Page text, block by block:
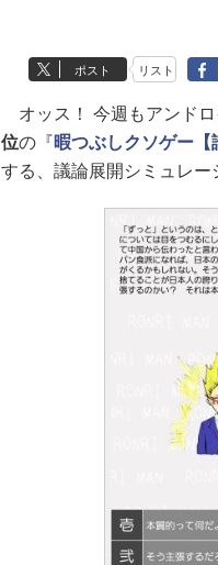
ポスト リスト
オッス！ 今週もアンドロ
位の『暇つぶしクソゲー【
する、議論展開シミュレー